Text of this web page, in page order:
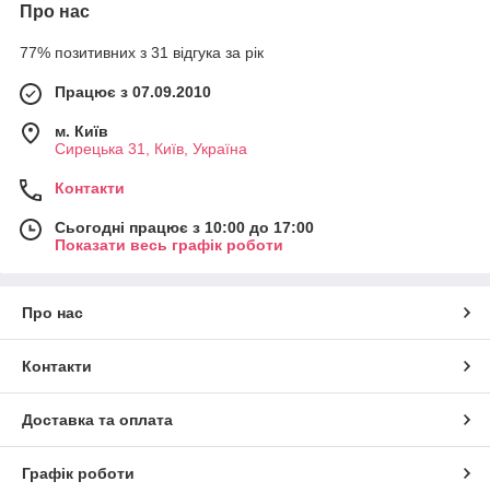
Про нас
77% позитивних з 31 відгука за рік
Працює з 07.09.2010
м. Київ
Сирецька 31, Київ, Україна
Контакти
Сьогодні працює з 10:00 до 17:00
Показати весь графік роботи
Про нас
Контакти
Доставка та оплата
Графік роботи